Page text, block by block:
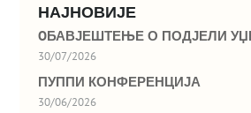
НАЈНОВИЈЕ
OБАВЈЕШТЕЊЕ О ПОДЈЕЛИ
30/07/2026
ПУППИ КОНФЕРЕНЦИЈА
30/06/2026